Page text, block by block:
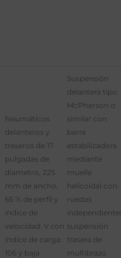
Neumáticos
delanteros y
traseros de 17
pulgadas de
diametro, 225
mm de ancho,
65 % de perfil y
índice de
velocidad: V con
índice de carga:
106 y baja
Suspensión
delantera tipo
McPherson o
similar con
barra
estabilizadora
mediante
muelle
helicoidal con
ruedas
suspensión
trasera de
multibrazo